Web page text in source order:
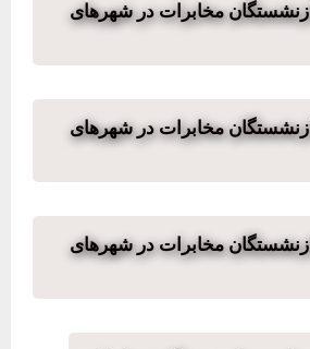
مخابرات در شهرهای
مخابرات در شهرهای
مخابرات در شهرهای